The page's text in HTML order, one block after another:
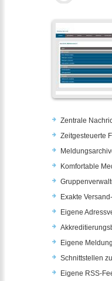
Zentrale
Zeitgesteuerte
Komfortable
Exakte
Eigene
Eigene
Schnittstellen
Eigene RSS-